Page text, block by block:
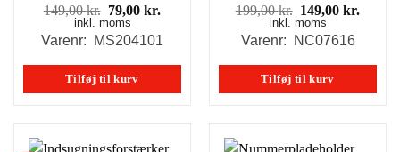
149,00kr. Den
oprindelige
pris
149,00 kr..
79,00kr.
pris
79,00 kr..
inkl. moms
Varenr: MS204101
Tilføj til kurv
199,00kr. Den
oprindelige
pris
199,00 kr..
149,00kr.
inkl. moms
Varenr: NC07616
Tilføj til kurv